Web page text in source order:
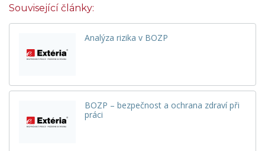
Související články:
Analýza rizika v BOZP
BOZP – bezpečnost a ochrana zdraví při
práci